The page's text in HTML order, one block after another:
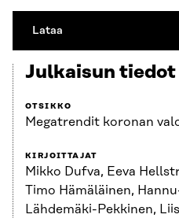
Lataa
Julkaisun tiedot
OTSIKKO
Megatrendit koronan
KIRJOITTAJAT
Mikko Dufva, Eeva
Timo Hämäläinen,
Lähdemäki-Pekkinen,